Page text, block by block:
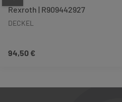
Rexroth | R909442927
DECKEL
Regulärer Preis:
94,50 €